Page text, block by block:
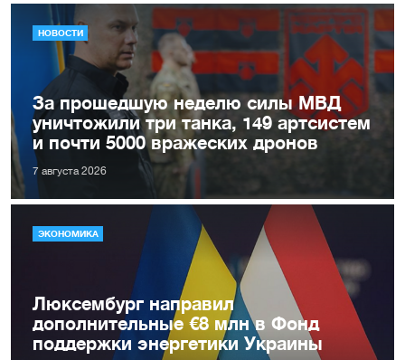
НОВОСТИ
За прошедшую неделю силы МВД
уничтожили три танка, 149 артсистем
и почти 5000 вражеских дронов
7 августа 2026
ЭКОНОМИКА
Люксембург направил
дополнительные €8 млн в Фонд
поддержки энергетики Украины